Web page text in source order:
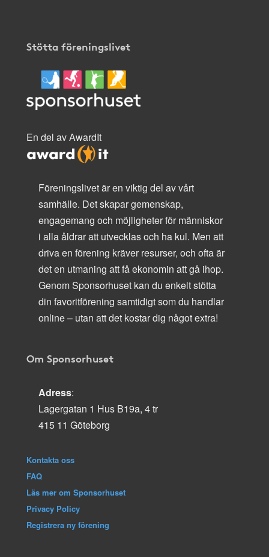
Stötta föreningslivet
En del av AwardIt
Föreningslivet är en viktig del av vårt
samhälle. Det skapar gemenskap,
engagemang och möjligheter för människor
i alla åldrar att utvecklas och ha kul. Men att
driva en förening kräver resurser, och ofta är
det en utmaning att få ekonomin att gå ihop.
Genom Sponsorhuset kan du enkelt stötta
din favoritförening samtidigt som du handlar
online – utan att det kostar dig något extra!
Om Sponsorhuset
Adress:
Lagergatan 1 Hus B19a, 4 tr
415 11 Göteborg
Kontakta oss
FAQ
Läs mer om Sponsorhuset
Privacy Policy
Registrera ny förening